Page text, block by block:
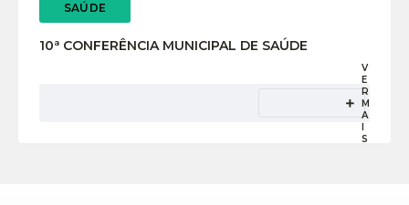
10ª CONFERÊNCIA MUNICIPAL DE SAÚDE
SAÚDE
V
E
R
M
A
I
S